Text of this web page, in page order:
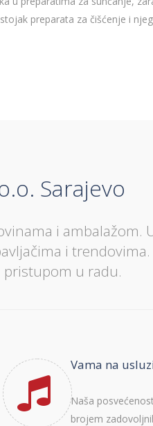
preparata za čišćenje i
Sarajevo
i ambalažom.
i
u radu.
Vama na
Naša
brojem